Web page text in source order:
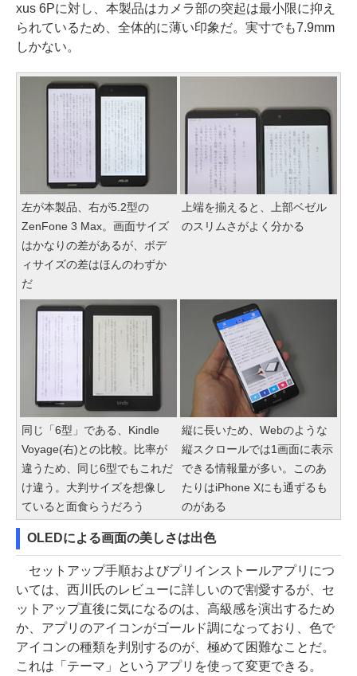
xus 6Pに対し、本製品はカメラ部の突起は最小限に抑え
られているため、全体的に薄い印象だ。実寸でも7.9mm
しかない。
左が本製品、右が5.2型の
ZenFone 3 Max。画面サイズ
はかなりの差があるが、ボデ
ィサイズの差はほんのわずか
だ
上端を揃えると、上部ベゼル
のスリムさがよく分かる
同じ「6型」である、Kindle
Voyage(右)との比較。比率が
違うため、同じ6型でもこれだ
け違う。大判サイズを想像し
ていると面食らうだろう
縦に長いため、Webのような
縦スクロールでは1画面に表示
できる情報量が多い。このあ
たりはiPhone Xにも通ずるも
のがある
OLEDによる画面の美しさは出色
セットアップ手順およびプリインストールアプリにつ
いては、西川氏のレビューに詳しいので割愛するが、セ
ットアップ直後に気になるのは、高級感を演出するため
か、アプリのアイコンがゴールド調になっており、色で
アイコンの種類を判別するのが、極めて困難なことだ。
これは「テーマ」というアプリを使って変更できる。